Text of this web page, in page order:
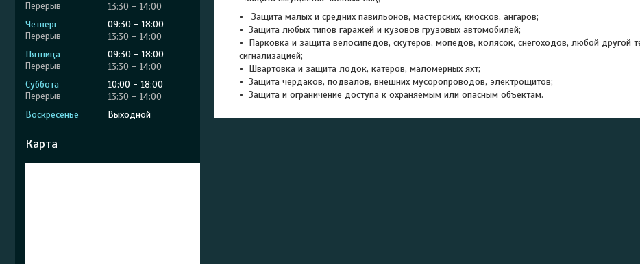
Защита малых и средних павильонов, мастерских, киосков, ангаров;
Защита любых типов гаражей и кузовов грузовых автомобилей;
Парковка и защита велосипедов, скутеров, мопедов, колясок, снегоходов, любой другой
сигнализацией;
Швартовка и защита лодок, катеров, маломерных яхт;
Защита чердаков, подвалов, внешних мусоропроводов, электрощитов;
Защита и ограничение доступа к охраняемым или опасным объектам.
13:30
14:00
Четверг
09:30
18:00
13:30
14:00
Пятница
09:30
18:00
13:30
14:00
Суббота
10:00
18:00
13:30
14:00
Воскресенье
Выходной
Карта